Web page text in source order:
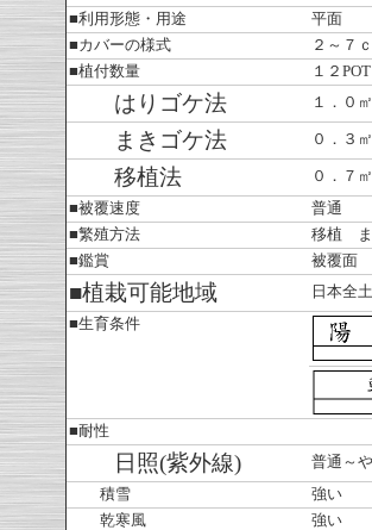
■利用形態・用途
平面 庭
■カバーの様式
２～７
■植付数量
１２
はりゴケ法 １．０
まきゴケ法 ０．３
移植法
０．７
■被覆速度
普通
■繁殖方法
移植 ま
■鑑賞
被覆面
■植栽可能地域
日本全土
■生育条件
■耐性
日照(紫外線)
普通～
積雪
強い
乾寒風
強い